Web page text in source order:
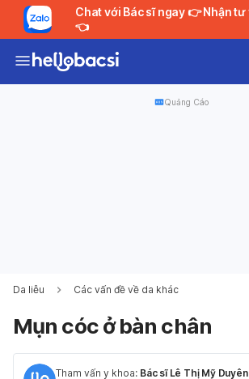
Chat với Bác sĩ ngay 👉 Nhận tư vấn MIỄN PHÍ
👈
Quảng Cáo
Da liễu Các vấn đề về da khác
Mụn cóc ở bàn chân
Tham vấn y khoa: Bác sĩ Lê Thị Mỹ Duyên